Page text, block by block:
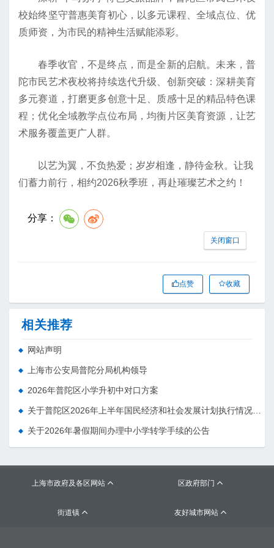
校始终坚守普惠美育初心，以多元课程、全域点位、优
质师资，为市民的精神生活赋能添彩。
春季收官，不是终点，而是全新的启航。未来，普
陀市民艺术夜校将持续迭代升级、创新突破：深耕美育
多元赛道，打磨更多创意十足、质感十足的精品特色课
程；优化全域教学点位布局，均衡片区美育资源，让艺
术服务覆盖更广人群。
以艺为翼，不负热爱；岁岁相逢，静待金秋。让我
们蓄力前行，相约2026秋季班，再赴璀璨艺术之约！
分享：
关闭窗口
点赞 收藏
相关推荐
网站声明
上海市公安局普陀分局机构领导
2026年普陀区小学升初中对口方案
关于2026年暑假期间办理中小学转学手续的公告
上海市政府及各区网站  区政府部门 
街道镇  友好城市网站 